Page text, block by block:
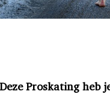
Deze Proskating heb